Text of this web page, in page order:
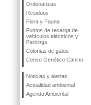
Ordenanzas
Residuos
Flora y Fauna
Puntos de recarga de
vehículos eléctricos y
Parkings
Colonias de gatos
Censo Genético Canino
Noticias y alertas
Actualidad ambiental
Agenda Ambiental